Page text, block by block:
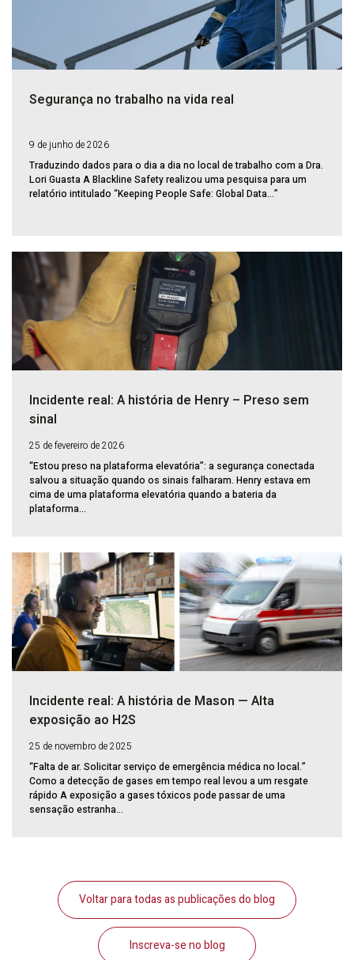
Segurança no trabalho na vida real
9 de junho de 2026
Traduzindo dados para o dia a dia no local de trabalho com a Dra.
Lori Guasta A Blackline Safety realizou uma pesquisa para um
relatório intitulado “Keeping People Safe: Global Data...”
Incidente real: A história de Henry – Preso sem
sinal
25 de fevereiro de 2026
“Estou preso na plataforma elevatória”: a segurança conectada
salvou a situação quando os sinais falharam. Henry estava em
cima de uma plataforma elevatória quando a bateria da
plataforma...
Incidente real: A história de Mason — Alta
exposição ao H2S
25 de novembro de 2025
“Falta de ar. Solicitar serviço de emergência médica no local.”
Como a detecção de gases em tempo real levou a um resgate
rápido A exposição a gases tóxicos pode passar de uma
sensação estranha...
Voltar para todas as publicações do blog
Inscreva-se no blog